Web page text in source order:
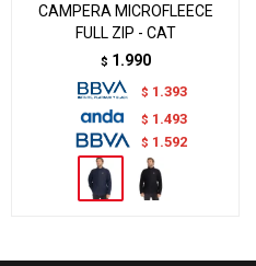
CAMPERA MICROFLEECE
FULL ZIP - CAT
$ 1.990
$ 1.393
$ 1.493
$ 1.592